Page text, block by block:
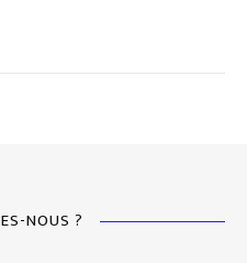
NOUS ?